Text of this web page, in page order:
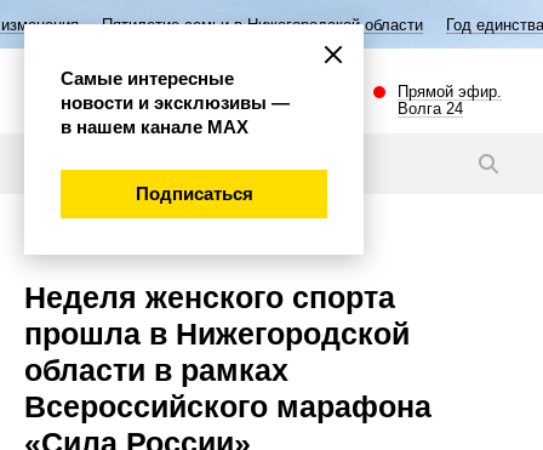
семьи в Нижегородской области Год единства народов
Прямой эфир.
Волга 24
Неделя женского спорта
прошла в Нижегородской
области в рамках
Всероссийского марафона
«Сила России»
Самые интересные
новости и эксклюзивы —
в нашем канале МАХ
Подписаться